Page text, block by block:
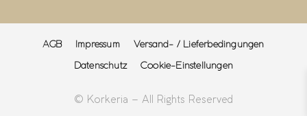
AGB Impressum
Versand- / Lieferbedingungen
Datenschutz
Cookie-Einstellungen
© Korkeria – All Rights Reserved